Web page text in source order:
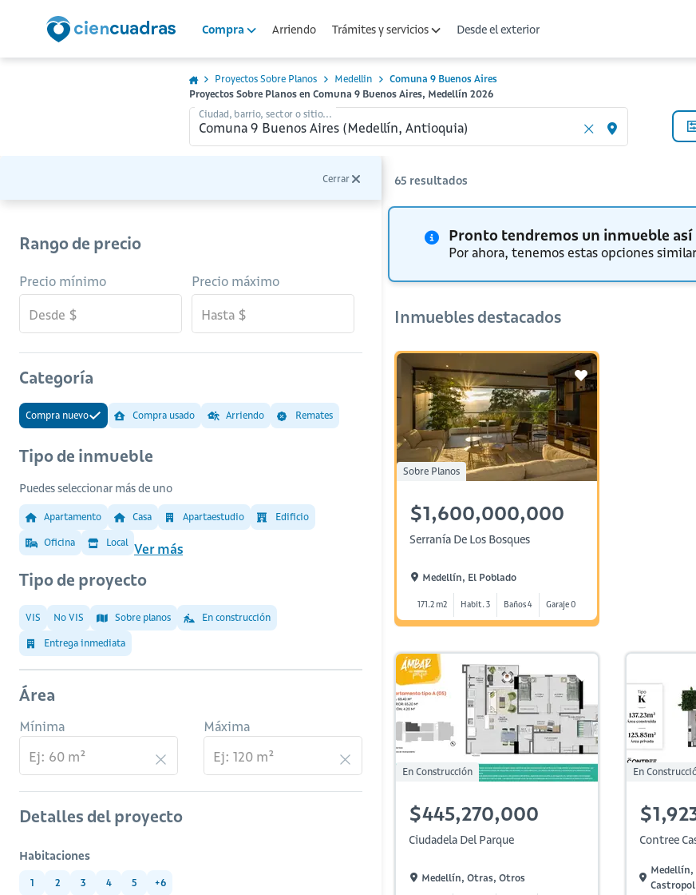
Compra Arriendo Trámites y servicios Desde el exterior
Proyectos Sobre Planos Medellin
Comuna 9 Buenos Aires
Proyectos Sobre Planos en Comuna 9 Buenos Aires, Medellín 2026
Ciudad, barrio, sector o sitio...
Cerrar
Rango de precio
Precio mínimo Precio máximo
Categoría
Compra nuevo Compra usado Arriendo Remates
Tipo de inmueble
Puedes seleccionar más de uno
Apartamento Casa Apartaestudio Edificio
Oficina Local Ver más
Tipo de proyecto
VIS No VIS Sobre planos En construcción
Entrega inmediata
Área
Mínima Máxima
Detalles del proyecto
Habitaciones
1 2 3 4 5 +6
65 resultados
Pronto tendremos un inmueble así
Por ahora, tenemos estas opciones
Inmuebles destacados
Sobre Planos
$1,600,000,000
Serranía De Los Bosques
Medellín, El Poblado
171.2 m2 Habit. 3 Baños 4 Garaje 0
En Construcción
$445,270,000
Ciudadela Del Parque
Medellín, Otras, Otros
En
Contree
Medellín,
Castropol